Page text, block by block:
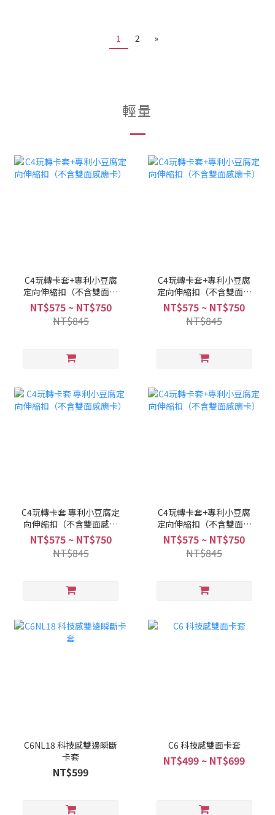
1 2 »
輕量
C4玩轉卡套+專利小豆腐
定向伸縮扣（不含雙面感
應卡）
NT$575 ~ NT$750
NT$845
C4玩轉卡套+專利小豆腐
定向伸縮扣（不含雙面感
應卡）
NT$575 ~ NT$750
NT$845
C4玩轉卡套 專利小豆腐定
向伸縮扣（不含雙面感應
卡）
NT$575 ~ NT$750
NT$845
C4玩轉卡套+專利小豆腐
定向伸縮扣（不含雙面感
應卡）
NT$575 ~ NT$750
NT$845
C6NL18 科技感雙邊瞬斷
卡套
NT$599
C6 科技感雙面卡套
NT$499 ~ NT$699